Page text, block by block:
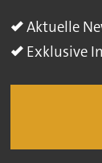
Aktuelle
Exklusive